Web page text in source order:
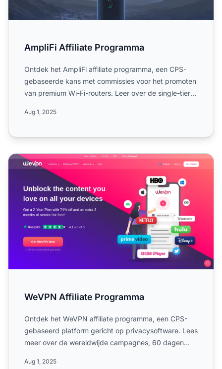
AmpliFi Affiliate Programma
Ontdek het AmpliFi affiliate programma, een CPS-
gebaseerde kans met commissies voor het promoten
van premium Wi-Fi-routers. Leer over de single-tier
Aug 1, 2025
WeVPN Affiliate Programma
WeVPN Affiliate Programma
Ontdek het WeVPN affiliate programma, een CPS-
gebaseerd platform gericht op privacysoftware. Lees
meer over de wereldwijde campagnes, 60 dagen
Aug 1, 2025